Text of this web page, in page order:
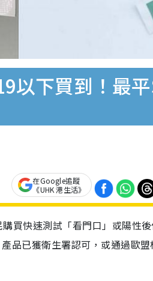
以下買到！最
在Google追蹤
《UHK 港生活》
買快速測試「看門口」或陽性
品已獲衛生署認可，或通過歐盟